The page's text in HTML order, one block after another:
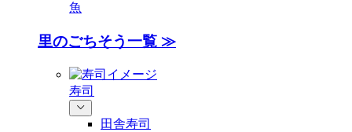
魚
里のごちそう一覧 ≫
寿司
田舎寿司